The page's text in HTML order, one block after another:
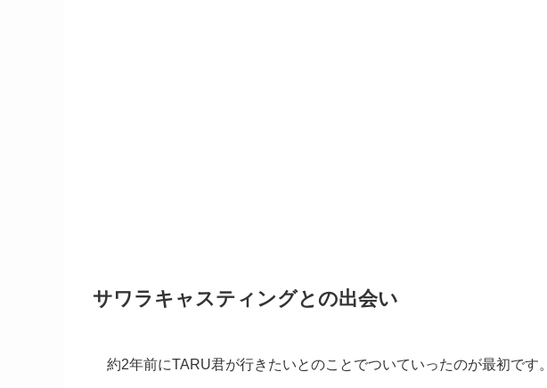
サワラキャスティングとの出会い
約2年前にTARU君が行きたいとのことでついていったのが最初です。